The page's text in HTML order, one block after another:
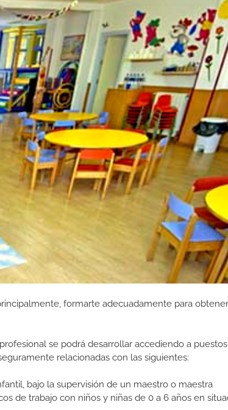
formarte adecuadamente para
se podrá desarrollar accediendo a
relacionadas con las siguientes:
bajo la supervisión de un maestro o maestra
de trabajo con niños y niñas de 0 a 6 años en